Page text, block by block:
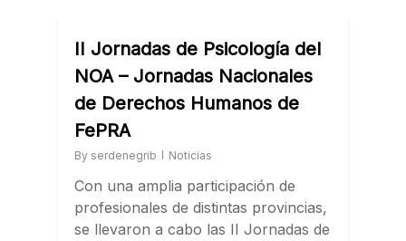
II Jornadas de Psicología del
NOA – Jornadas Nacionales
de Derechos Humanos de
FePRA
By serdenegrib Noticias
Con una amplia participación de
profesionales de distintas provincias,
se llevaron a cabo las II Jornadas de